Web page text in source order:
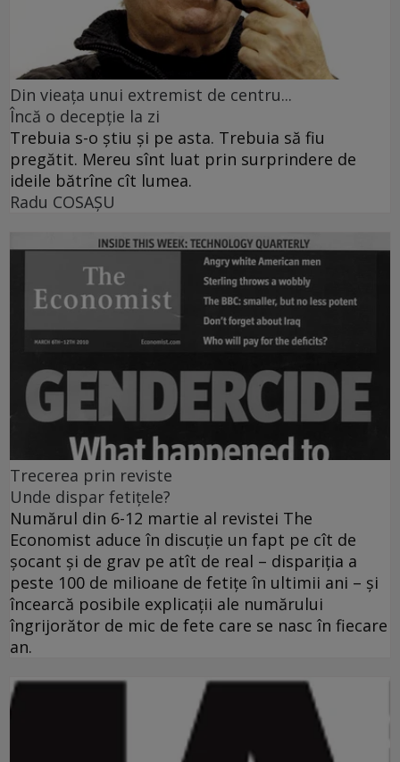
Din vieaţa unui extremist de centru...
Încă o decepţie la zi
Trebuia s-o ştiu şi pe asta. Trebuia să fiu
pregătit. Mereu sînt luat prin surprindere de
ideile bătrîne cît lumea.
Radu COSAŞU
Trecerea prin reviste
Unde dispar fetiţele?
Numărul din 6-12 martie al revistei The
Economist aduce în discuţie un fapt pe cît de
şocant şi de grav pe atît de real – dispariţia a
peste 100 de milioane de fetiţe în ultimii ani – şi
încearcă posibile explicaţii ale numărului
îngrijorător de mic de fete care se nasc în fiecare
an.